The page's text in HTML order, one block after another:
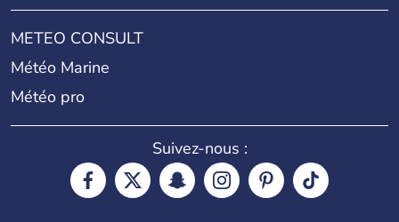
METEO CONSULT
Météo Marine
Météo pro
Suivez-nous :